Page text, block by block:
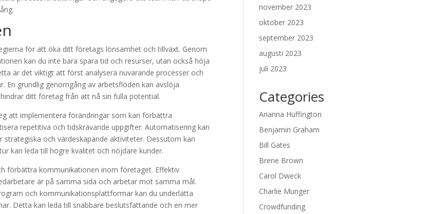
för att öka ditt företags lönsamhet och tillväxt. Genom
kan du inte bara spara tid och resurser, utan också höja
är det viktigt att först analysera nuvarande processer och
grundlig genomgång av arbetsflöden kan avslöja
ditt företag från att nå sin fulla potential.
att implementera förändringar som kan förbättra
repetitiva och tidskrävande uppgifter. Automatisering kan
och värdeskapande aktiviteter. Dessutom kan
kan leda till högre kvalitet och nöjdare kunder.
förbättra kommunikationen inom företaget. Effektiv
är på samma sida och arbetar mot samma mål.
och kommunikationsplattformar kan du underlätta
Detta kan leda till snabbare beslutsfattande och en mer
november 2023
oktober 2023
september 2023
augusti 2023
juli 2023
Categories
Arianna Huffington
Benjamin Graham
Bill Gates
Brene Brown
Carol Dweck
Charlie Munger
Crowdfunding